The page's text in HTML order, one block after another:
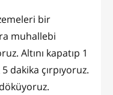
bir
muhallebi
Altını kapatıp 1
dakika çırpıyoruz.